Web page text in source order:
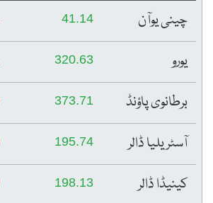
چینی یوآن
41.14
یورو 320.63
برطانوی پاؤنڈ 373.71
آسٹریلیا ڈالر 195.74
کینیڈا ڈالر 198.13